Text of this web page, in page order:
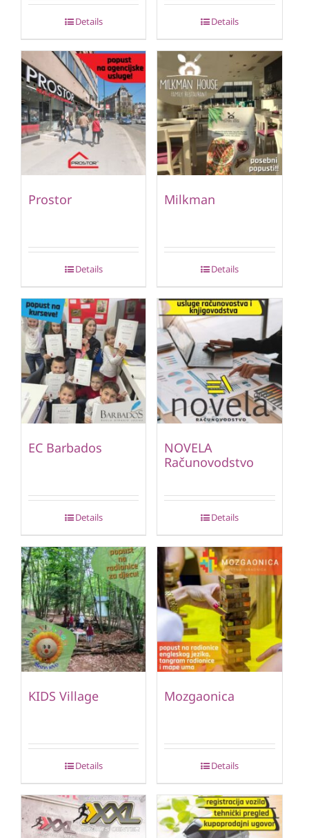
Details Details
Prostor
Details
Milkman
Details
EC Barbados
Details
NOVELA
Računovodstvo
Details
KIDS Village
Details
Mozgaonica
Details